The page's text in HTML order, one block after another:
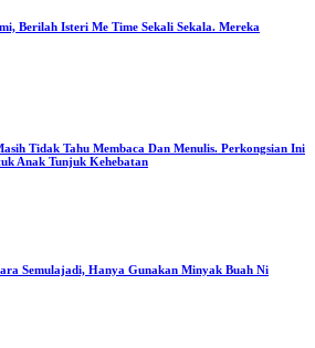
Berilah Isteri Me Time Sekali Sekala. Mereka
Tidak Tahu Membaca Dan Menulis. Perkongsian Ini
Anak Tunjuk Kehebatan
Semulajadi, Hanya Gunakan Minyak Buah Ni